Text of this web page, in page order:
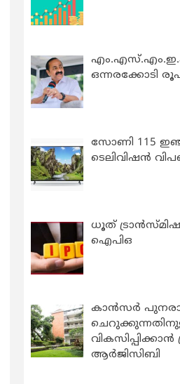
ഒന്നരക്കോടി
സോണി 115
ടെലിവിഷൻ
ധൂത്
ഐപിഒ
കാന്‍സര്‍
വികസിപ്പിക്കാന്‍
ആര്‍ജിസിബി